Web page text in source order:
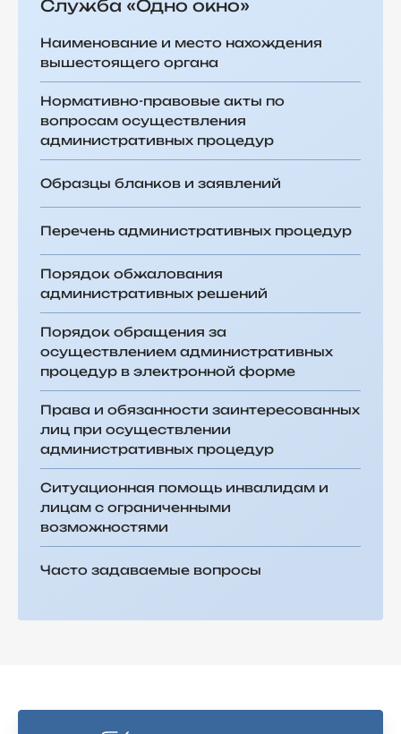
Cлужба «Одно окно»
Наименование и место нахождения
вышестоящего органа
Нормативно-правовые акты по
вопросам осуществления
административных процедур
Образцы бланков и заявлений
Перечень административных процедур
Порядок обжалования
административных решений
Порядок обращения за
осуществлением административных
процедур в электронной форме
Права и обязанности заинтересованных
лиц при осуществлении
административных процедур
Ситуационная помощь инвалидам и
лицам с ограниченными
возможностями
Часто задаваемые вопросы